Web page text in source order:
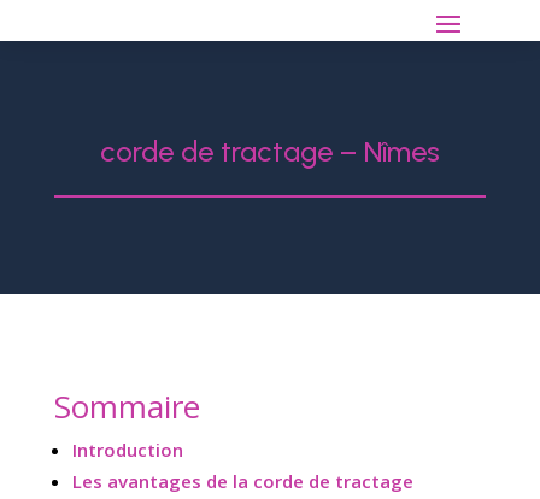
corde de tractage – Nîmes
Sommaire
Introduction
Les avantages de la corde de tractage